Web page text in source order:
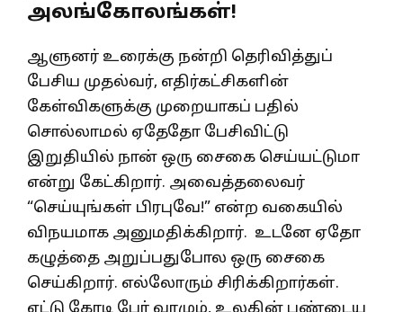
அலங்கோலங்கள்!
ஆளுனர் உரைக்கு நன்றி தெரிவித்துப்
பேசிய முதல்வர், எதிர்கட்சிகளின்
கேள்விகளுக்கு முறையாகப் பதில்
சொல்லாமல் ஏதேதோ பேசிவிட்டு
இறுதியில் நான் ஒரு சைகை செய்யட்டுமா
என்று கேட்கிறார். அவைத்தலைவர்
“செய்யுங்கள் பிரபுவே!” என்ற வகையில்
விநயமாக அனுமதிக்கிறார். உடனே ஏதோ
கழுத்தை அறுப்பதுபோல ஒரு சைகை
செய்கிறார். எல்லோரும் சிரிக்கிறார்கள்.